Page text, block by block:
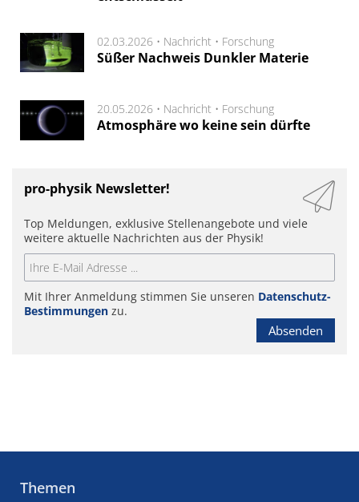
02.03.2026 • Nachricht • Forschung
Süßer Nachweis Dunkler Materie
20.05.2026 • Nachricht • Forschung
Atmosphäre wo keine sein dürfte
pro-physik Newsletter!
Top Meldungen, exklusive Stellenangebote und viele
weitere aktuelle Nachrichten aus der Physik!
Mit Ihrer Anmeldung stimmen Sie unseren Datenschutz-
Bestimmungen zu.
Absenden
Themen